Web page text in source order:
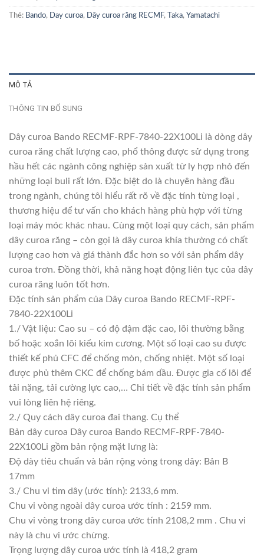
Thẻ: Bando, Day curoa, Dây curoa răng RECMF, Taka, Yamatachi
MÔ TẢ
THÔNG TIN BỔ SUNG
Dây curoa Bando RECMF-RPF-7840-22X100Li là dòng dây
curoa răng chất lượng cao, phổ thông được sử dụng trong
hầu hết các ngành công nghiệp sản xuất từ ly hợp nhỏ đến
những loại buli rất lớn. Đặc biệt do là chuyên hàng đầu
trong ngành, chúng tôi hiểu rất rõ về đặc tính từng loại ,
thương hiệu để tư vấn cho khách hàng phù hợp với từng
loại máy móc khác nhau. Cùng một loại quy cách, sản phẩm
dây curoa răng – còn gọi là dây curoa khía thường có chất
lượng cao hơn và giá thành đắc hơn so với sản phẩm dây
curoa trơn. Đồng thời, khả năng hoạt động liên tục của dây
curoa răng luôn tốt hơn.
Đặc tính sản phẩm của Dây curoa Bando RECMF-RPF-
7840-22X100Li
1./ Vật liệu: Cao su – có độ đậm đặc cao, lõi thường bằng
bố hoặc xoắn lõi kiểu kim cương. Một số loại cao su được
thiết kế phủ CFC để chống mòn, chống nhiệt. Một số loại
được phủ thêm CKC để chống bám dầu. Được gia cố lõi để
tải nặng, tải cường lực cao,… Chi tiết về đặc tính sản phẩm
vui lòng liên hệ riêng.
2./ Quy cách dây curoa đai thang. Cụ thể
Bản dây curoa Dây curoa Bando RECMF-RPF-7840-
22X100Li gồm bản rộng mặt lưng là:
Độ dày tiêu chuẩn và bản rộng vòng trong dây: Bản B
17mm
3./ Chu vi tim dây (ước tính): 2133,6 mm.
Chu vi vòng ngoài dây curoa ước tính : 2159 mm.
Chu vi vòng trong dây curoa ước tính 2108,2 mm . Chu vi
này là chu vi ước chừng.
Trọng lượng dây curoa ước tính là 418,2 gram